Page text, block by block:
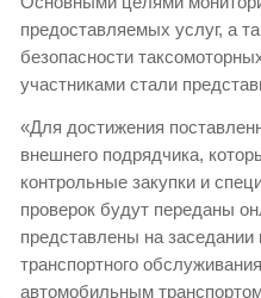
предоставляемых услуг, а
безопасности
участниками стали
«Для достижения
внешнего подрядчика,
контрольные закупки и
проверок будут переданы
представлены на
транспортного
автомобильным